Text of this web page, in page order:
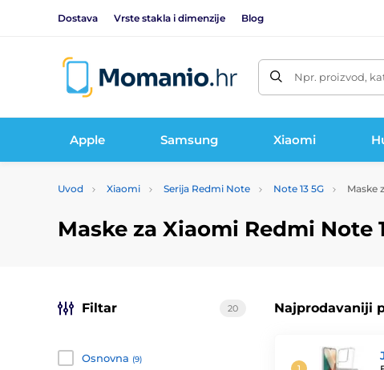
Dostava Vrste stakla i dimenzije Blog
Npr. proizvod,
Apple Samsung Xiaomi
Uvod Xiaomi Serija Redmi Note Note 13 5G Maske
Maske za Xiaomi Redmi Note
Najprodavaniji
Filtar 20
Osnovna (9)